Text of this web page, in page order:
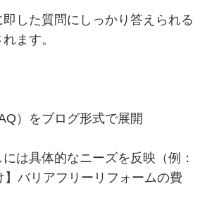
した質問にしっかり答えられる
ます。
）をブログ形式で展開
は具体的なニーズを反映（例：
】バリアフリーリフォームの費